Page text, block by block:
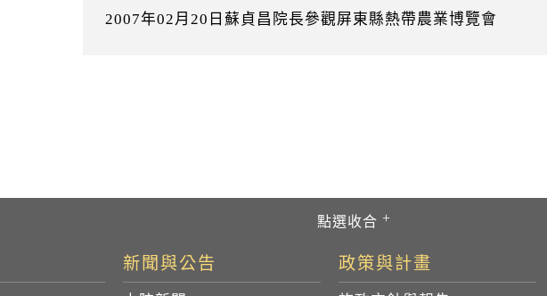
2007年02月20日蘇貞昌院長參觀屏東縣熱帶農業博覽會
新聞與公告 政策與計畫